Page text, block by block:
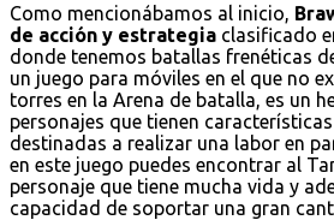
Como mencionábamos al inicio,
de acción y estrategia clasificado
donde tenemos batallas frenéticas
un juego para móviles en el que no
torres en la Arena de batalla, es un
personajes que tienen
destinadas a realizar una labor en
en este juego puedes encontrar al
personaje que tiene mucha vida y
capacidad de soportar una gran